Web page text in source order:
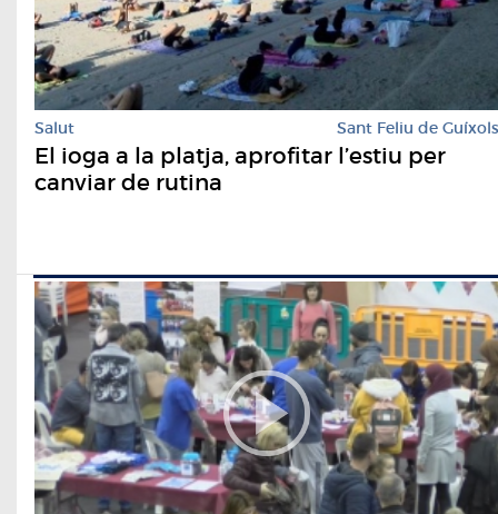
Salut Sant Feliu de Guíxols
El ioga a la platja, aprofitar l’estiu per
canviar de rutina